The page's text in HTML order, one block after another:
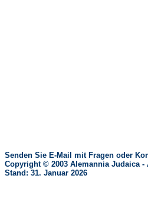
Senden Sie E-Mail mit Fragen oder
Copyright © 2003 Alemannia Judaica
Stand: 31. Januar 2026